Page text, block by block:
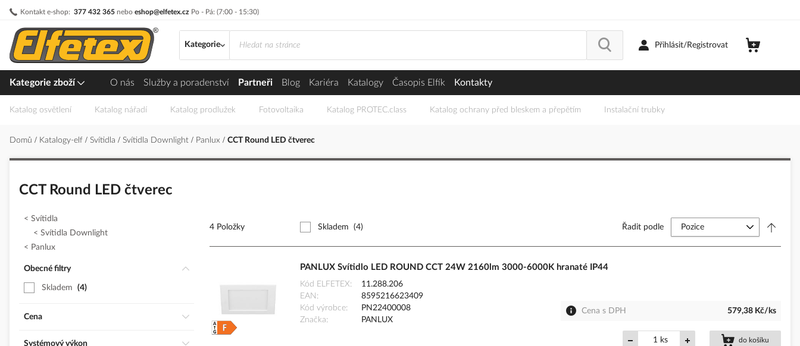
Kontakt e-shop: 377 432 365 nebo eshop@elfetex.cz Po - Pá: (7:00 - 15:30)
Přejít
obsah
Kategorie
Přihlásit/Registrovat
Kategorie zboží O nás Služby a poradenství Partneři Blog Kariéra Katalogy Časopis Elfík Kontakty
Katalog osvětlení Katalog nářadí Katalog prodlužek Fotovoltaika Katalog PROTEC.class Katalog ochrany před bleskem a přepětím Instalační trubky
Domů Katalogy-elf Svítidla Svítidla Downlight Panlux CCT Round LED čtverec
CCT Round LED čtverec
4 Položky Skladem (4) Řadit podle
PANLUX Svítidlo LED ROUND CCT 24W 2160lm 3000-6000K hranaté IP44
Kód ELFETEX
11.288.206
EAN
8595216623409
Kód výrobce
PN22400008
Značka
PANLUX
Cena s DPH 579,38 Kč/ks
ks do košíku
Svítidla
Svítidla Downlight
Panlux
Obecné filtry
Skladem 4
Cena
Systémový výkon